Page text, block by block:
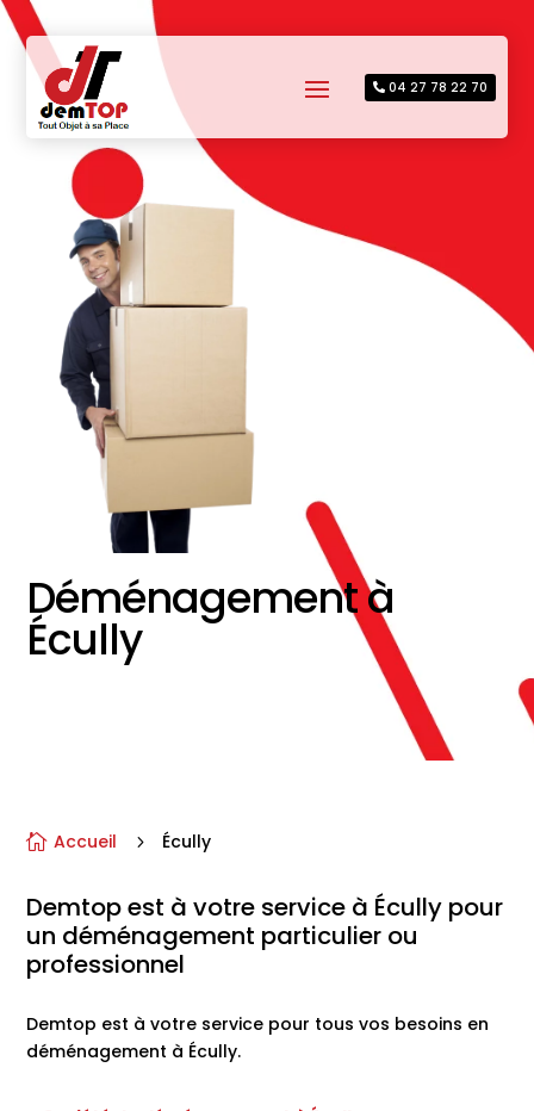
04 27 78 22 70
Déménagement à
Écully
 Accueil 5 Écully
Demtopest à votre service à Écully pour
un déménagement particulier ou
professionnel
Demtop est à votre service pour tous vos besoins en
déménagement à Écully.